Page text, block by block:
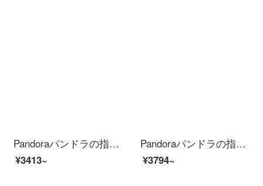
Pandoraパンドラの指輪の女性のバラの金色の願いがきらめいています。186316 CZファッションアクセサリーは彼女にプレゼントします。
¥3413~
Pandoraパンドラの指輪の女性925銀流星196353 CZファッションアクセサリーは彼女にプレゼントします。
¥3794~